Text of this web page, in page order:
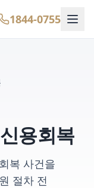
1844-0755
용회복
복 사건을
절차 전